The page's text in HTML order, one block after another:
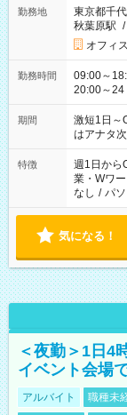
勤務地
東京都千
秋葉原駅 /
オフィ
勤務時間
09:00～
20:00～24
シフトも
期間
激短1日
はアナタ次
特徴 週1日から
業・Wワ
なし / パ
気になる！
＜夜勤＞1日4
イベント会場
アルバイト 職種未